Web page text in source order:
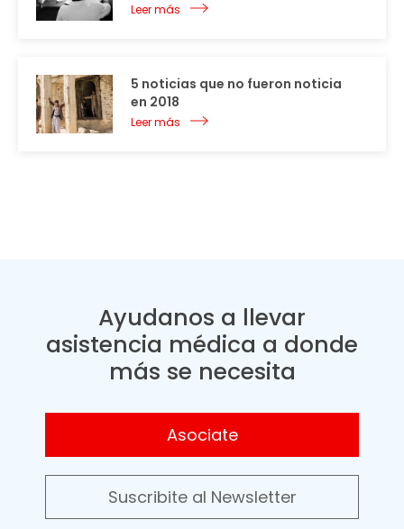
Leer más
5 noticias que no fueron noticia
en 2018
Leer más
Ayudanos a llevar
asistencia médica a donde
más se necesita
Asociate
Suscribite al Newsletter